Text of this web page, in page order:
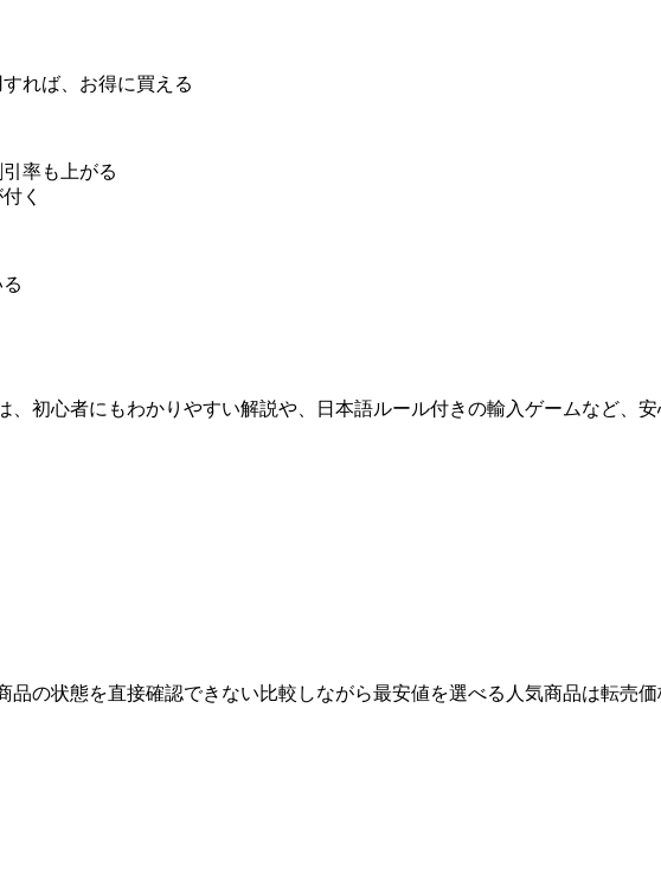
れば、お得に買える
率も上がる
く
初心者にもわかりやすい解説や、日本語ルール付きの輸入ゲームなど、安
品の状態を直接確認できない比較しながら最安値を選べる人気商品は転売